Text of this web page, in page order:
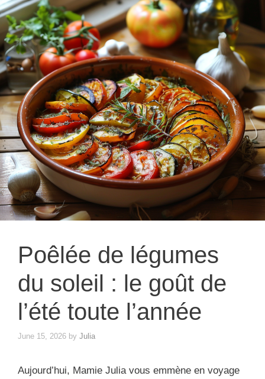
Poêlée de légumes
du soleil : le goût de
l’été toute l’année
June 15, 2026 by Julia
Aujourd’hui, Mamie Julia vous emmène en voyage